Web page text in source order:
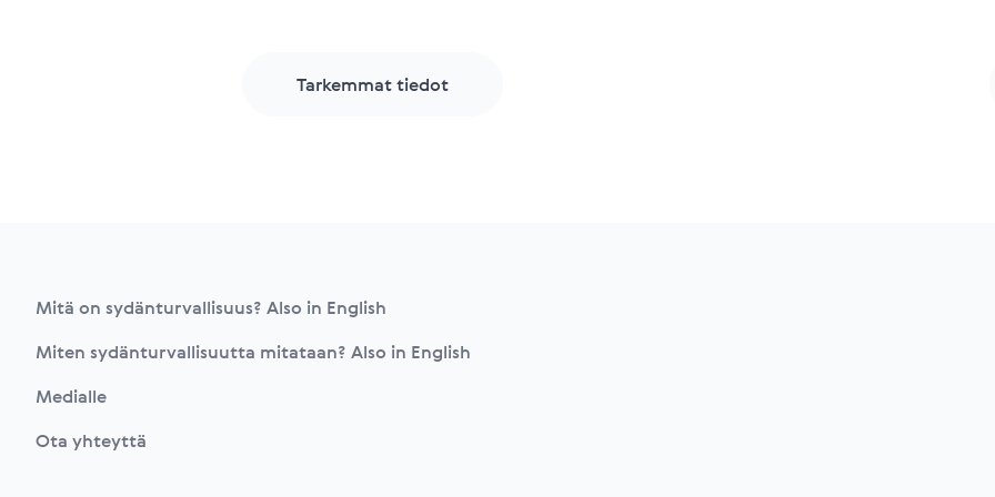
Tarkemmat tiedot
Mitä on sydänturvallisuus? Also in English
Miten sydänturvallisuutta mitataan? Also in English
Medialle
Ota yhteyttä